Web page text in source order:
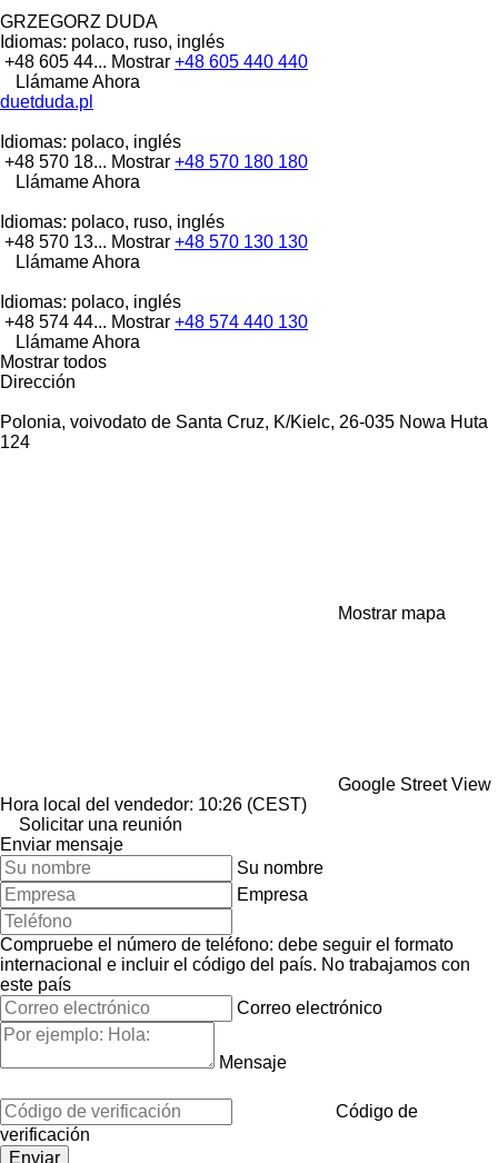
GRZEGORZ DUDA
Idiomas: polaco, ruso, inglés
+48 605 44... Mostrar +48 605 440 440
Llámame Ahora
duetduda.pl
Idiomas: polaco, inglés
+48 570 18... Mostrar +48 570 180 180
Llámame Ahora
Idiomas: polaco, ruso, inglés
+48 570 13... Mostrar +48 570 130 130
Llámame Ahora
Idiomas: polaco, inglés
+48 574 44... Mostrar +48 574 440 130
Llámame Ahora
Mostrar todos
Dirección
Polonia, voivodato de Santa Cruz, K/Kielc, 26-035 Nowa Huta
124
Mostrar mapa
Google Street View
Hora local del vendedor: 10:26 (CEST)
Solicitar una reunión
Enviar mensaje
Su nombre
Empresa
Compruebe el número de teléfono: debe seguir el formato
internacional e incluir el código del país. No trabajamos con
este país
Correo electrónico
Mensaje
Código de
verificación